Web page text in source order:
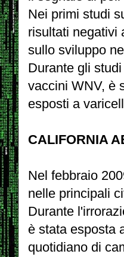
Nei primi studi
risultati negativi
sullo sviluppo
Durante gli
vaccini WNV, è
esposti a
CALIFORNIA
Nel febbraio
nelle principali
Durante
è stata esposta
quotidiano di